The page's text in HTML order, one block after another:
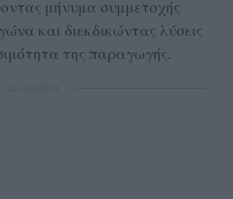
μήνυμα συμμετοχής
και διεκδικώντας λύσεις
της παραγωγής.